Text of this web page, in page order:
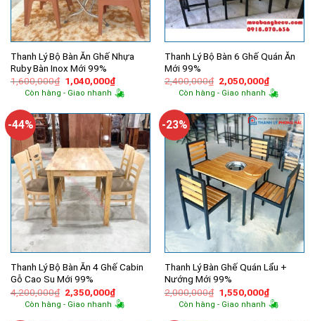
Thanh Lý Bộ Bàn Ăn Ghế Nhựa
Ruby Bàn Inox Mới 99%
1,600,000₫ Giá
gốc
là:
1,040,000₫Giá
hiện
tại
1,040,000₫.
Còn hàng - Giao nhanh
Thanh Lý Bộ Bàn 6 Ghế Quán Ăn
Mới 99%
2,400,000₫ Giá
gốc
là:
2,050,000₫Giá
hiện
tại
Còn hàng - Giao nhanh
-44%
Thanh Lý Bộ Bàn Ăn 4 Ghế Cabin
Gỗ Cao Su Mới 99%
4,200,000₫ Giá
gốc
là:
2,350,000₫Giá
hiện
tại
Còn hàng - Giao nhanh
-23%
Thanh Lý Bàn Ghế Quán Lẩu +
Nướng Mới 99%
2,000,000₫ Giá
gốc
là:
1,550,000₫Giá
hiện
tại
Còn hàng - Giao nhanh